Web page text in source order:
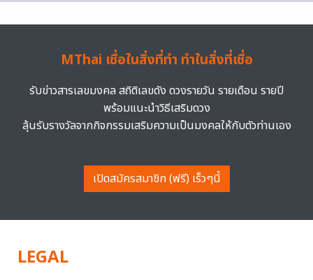
MThai เชื่อในสิ่งที่ทำ ทำในสิ่งที่เชื่อ
รับข่าวสารเลขมงคล สถิติเลขดัง ดวงรายวัน รายเดือน รายปี
พร้อมแนะนำวิธีเสริมดวง
ลุ้นรับรางวัลจากกิจกรรมเสริมความเป็นมงคลให้กับตัวท่านเอง
เปิดสมัครสมาชิก (ฟรี) เร็วๆนี้
LEGAL